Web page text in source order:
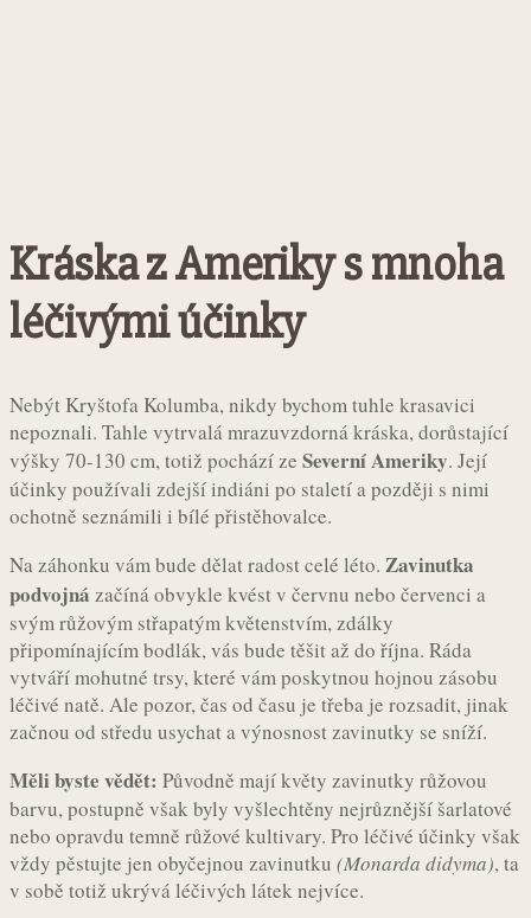
Kráska z Ameriky s mnoha
léčivými účinky
Nebýt Kryštofa Kolumba, nikdy bychom tuhle krasavici
nepoznali. Tahle vytrvalá mrazuvzdorná kráska, dorůstající
výšky 70-130 cm, totiž pochází ze Severní Ameriky. Její
účinky používali zdejší indiáni po staletí a později s nimi
ochotně seznámili i bílé přistěhovalce.
Na záhonku vám bude dělat radost celé léto. Zavinutka
podvojná začíná obvykle kvést v červnu nebo červenci a
svým růžovým střapatým květenstvím, zdálky
připomínajícím bodlák, vás bude těšit až do října. Ráda
vytváří mohutné trsy, které vám poskytnou hojnou zásobu
léčivé natě. Ale pozor, čas od času je třeba je rozsadit, jinak
začnou od středu usychat a výnosnost zavinutky se sníží.
Měli byste vědět: Původně mají květy zavinutky růžovou
barvu, postupně však byly vyšlechtěny nejrůznější šarlatové
nebo opravdu temně růžové kultivary. Pro léčivé účinky však
vždy pěstujte jen obyčejnou zavinutku (Monarda didyma), ta
v sobě totiž ukrývá léčivých látek nejvíce.